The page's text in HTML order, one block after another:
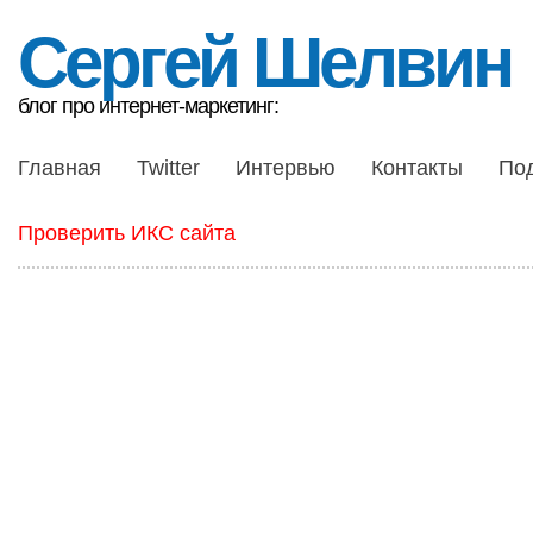
Сергей Шелвин
блог про интернет-маркетинг:
Главная Twitter Интервью Контакты
Проверить ИКС сайта